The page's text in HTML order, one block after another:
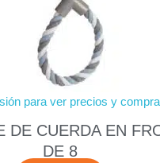
para ver precios y
DE CUERDA EN
DE 8